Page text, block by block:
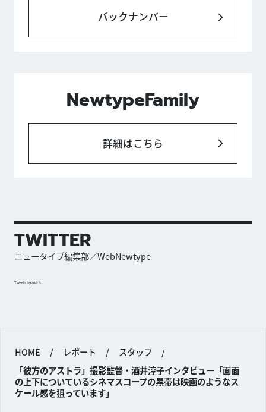
バックナンバー
NewtypeFamily
詳細はこちら
TWITTER
ニュータイプ編集部／WebNewtype
Tweets by antch
HOME / レポート / スタッフ
/
「彼方のアストラ」撮影監督・酒井淳子インタビュー「画面
の上下についているシネマスコープの黒帯は映画のようなス
ケール感を狙っています」